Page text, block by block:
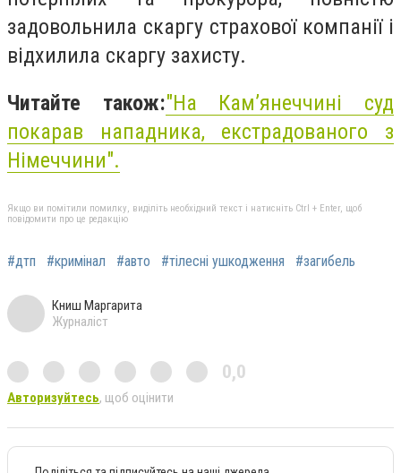
задовольнила скаргу страхової компанії і
відхилила скаргу захисту.
Читайте також:"На Кам’янеччині суд
покарав нападника, екстрадованого з
Німеччини".
Якщо ви помітили помилку, виділіть необхідний текст і натисніть Ctrl + Enter, щоб
повідомити про це редакцію
#дтп #кримінал #авто #тілесні ушкодження #загибель
Книш Маргарита
Журналіст
0,0
Авторизуйтесь, щоб оцінити